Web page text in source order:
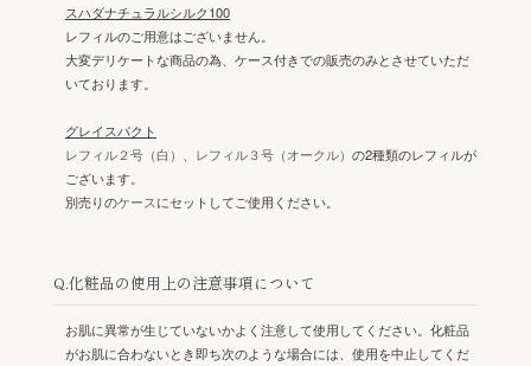
スハダナチュラルシルク100
レフィルのご用意はございません。
大変デリケートな商品の為、ケース付きでの販売のみとさせていただ
いております。
グレイスパクト
レフィル２号（白）
レフィル３号（オークル） の2種類のレフィルが
ございます。
別売りのケースにセットしてご使用ください。
Q.化粧品の使用上の注意事項について
お肌に異常が生じていないかよく注意して使用してください。化粧品
がお肌に合わないとき即ち次のような場合には、使用を中止してくだ